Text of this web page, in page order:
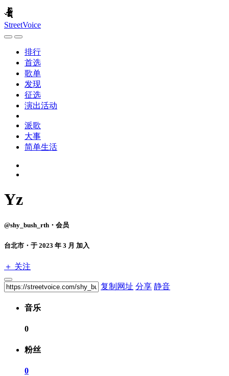
StreetVoice
排行
首选
歌单
发现
征选
演出活动
派歌
大事
简单生活
Yz
@shy_bush_rth・会员
台北市・于 2023 年 3 月 加入
＋ 关注
复制网址 分享 静音
音乐
0
粉丝
0